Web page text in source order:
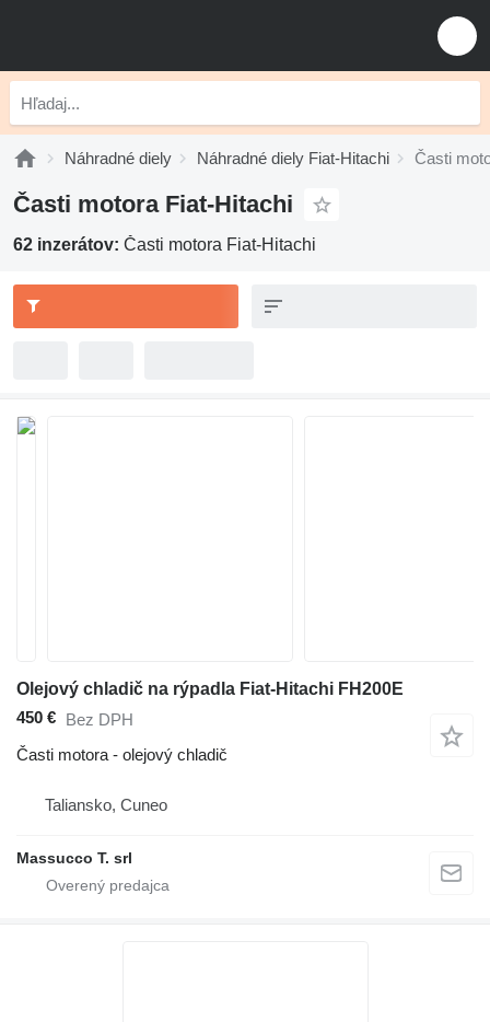
Náhradné diely Náhradné diely Fiat-Hitachi Časti
Časti motora Fiat-Hitachi
62 inzerátov: Časti motora Fiat-Hitachi
Olejový chladič na rýpadla Fiat-Hitachi FH200E
450 € Bez DPH
Časti motora - olejový chladič
Taliansko, Cuneo
Massucco T. srl